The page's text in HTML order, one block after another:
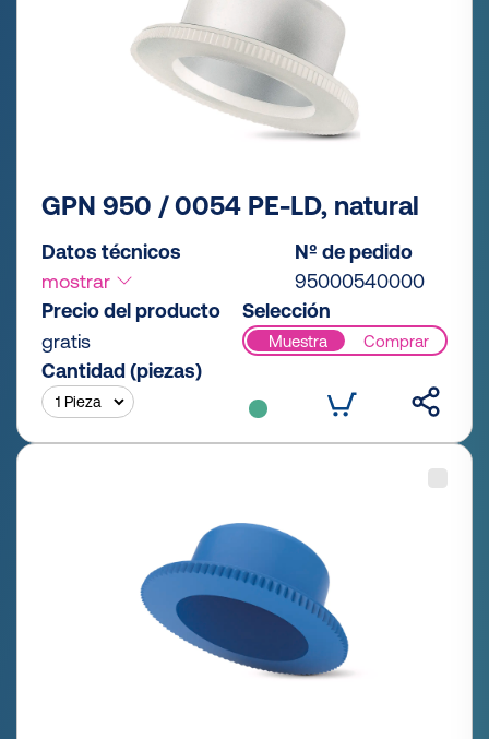
GPN 950 / 0054 PE-LD, natural
Datos técnicos
mostrar
Nº de pedido
95000540000
Precio del producto
gratis
Selección
Muestra Comprar
Cantidad (piezas)